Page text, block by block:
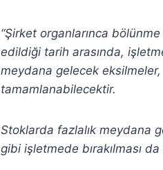
“Şirket organlarınca
edildiği tarih arasında,
meydana gelecek
tamamlanabilecektir.
Stoklarda fazlalık meydana
gibi işletmede bırakılması